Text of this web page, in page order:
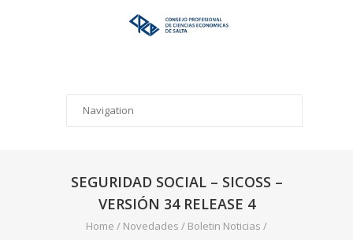
SEGURIDAD SOCIAL – SICOSS –
VERSIÓN 34 RELEASE 4
Home / Novedades / Boletin Noticias /